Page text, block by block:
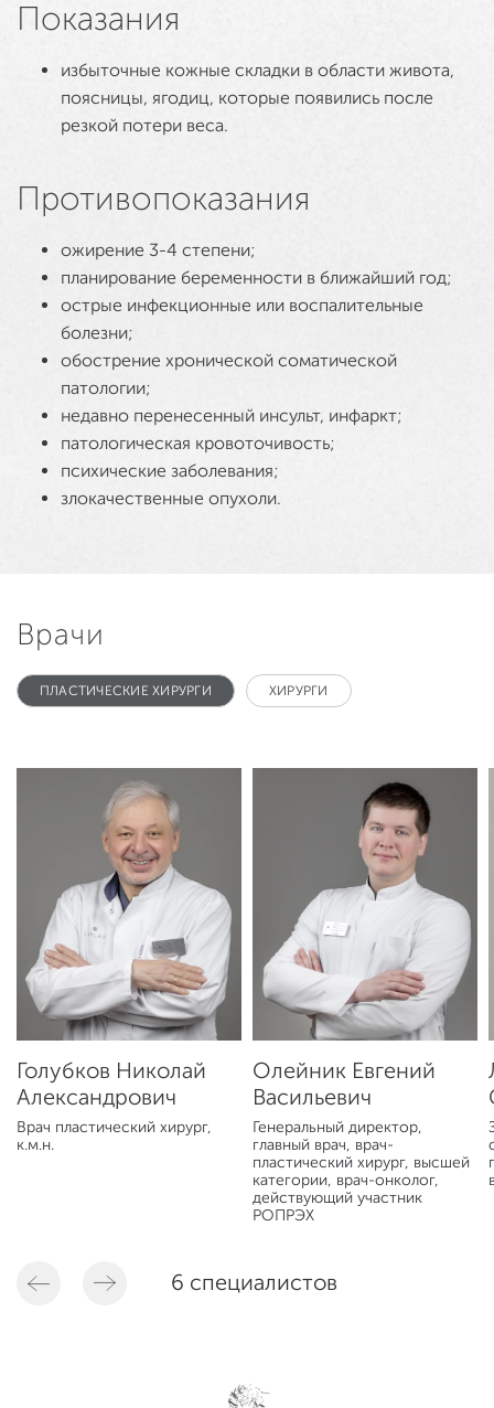
Показания
избыточные кожные складки в области живота,
поясницы, ягодиц, которые появились после
резкой потери веса.
Противопоказания
ожирение 3-4 степени;
планирование беременности в ближайший год;
острые инфекционные или воспалительные
болезни;
обострение хронической соматической
патологии;
недавно перенесенный инсульт, инфаркт;
патологическая кровоточивость;
психические заболевания;
злокачественные опухоли.
Врачи
ПЛАСТИЧЕСКИЕ ХИРУРГИ ХИРУРГИ
Голубков Николай
Александрович
Врач пластический хирург,
к.м.н.
Олейник Евгений
Васильевич
Генеральный директор,
главный врач, врач-
пластический хирург, высшей
категории, врач-онколог,
действующий участник
РОПРЭХ
6 специалистов